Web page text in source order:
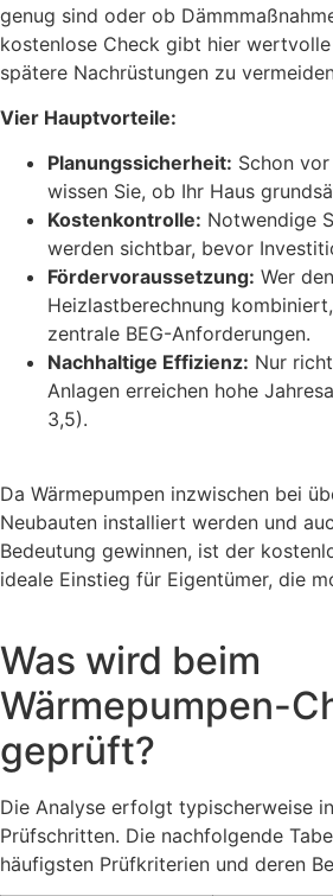
genug sind oder ob
kostenlose Check gibt hier
spätere Nachrüstungen zu
Vier Hauptvorteile:
Planungssicherheit: Schon
wissen Sie, ob Ihr Haus
Kostenkontrolle: Notwendige
werden sichtbar, bevor
Fördervoraussetzung: Wer
Heizlastberechnung
zentrale BEG-Anforderungen.
Nachhaltige Effizienz: Nur
Anlagen erreichen hohe
3,5).
Da Wärmepumpen inzwischen bei
Neubauten installiert werden und
Bedeutung gewinnen, ist der
ideale Einstieg für Eigentümer, die
Was wird beim
Wärmepumpen-
geprüft?
Die Analyse erfolgt typischerweise
Prüfschritten. Die nachfolgende
häufigsten Prüfkriterien und deren